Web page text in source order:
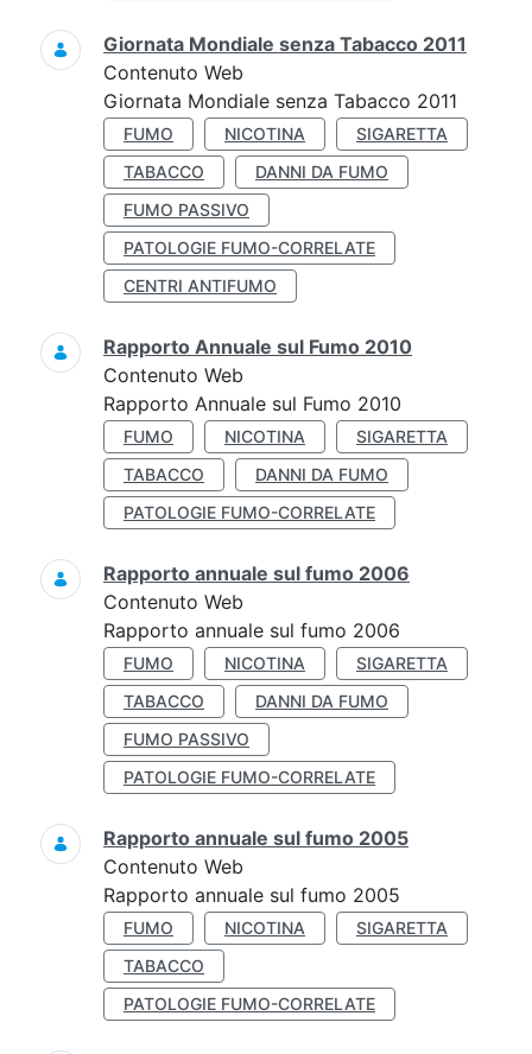
Giornata Mondiale senza Tabacco 2011
Contenuto Web
Giornata Mondiale senza Tabacco 2011
FUMO NICOTINA
SIGARETTA
TABACCO
DANNI DA FUMO
FUMO PASSIVO
PATOLOGIE FUMO-CORRELATE
CENTRI ANTIFUMO
Rapporto Annuale sul Fumo 2010
Contenuto Web
Rapporto Annuale sul Fumo 2010
FUMO NICOTINA
SIGARETTA
TABACCO
DANNI DA FUMO
PATOLOGIE FUMO-CORRELATE
Rapporto annuale sul fumo 2006
Contenuto Web
Rapporto annuale sul fumo 2006
FUMO NICOTINA
SIGARETTA
TABACCO
DANNI DA FUMO
FUMO PASSIVO
PATOLOGIE FUMO-CORRELATE
Rapporto annuale sul fumo 2005
Contenuto Web
Rapporto annuale sul fumo 2005
FUMO NICOTINA
SIGARETTA
TABACCO
PATOLOGIE FUMO-CORRELATE